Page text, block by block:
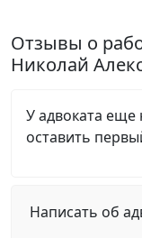
Отзывы о
Николай
У адвоката
оставить
Написать об